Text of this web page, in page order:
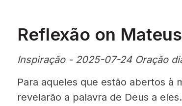
Reflexão on
Inspiração - 2025-07-24 Oração
Para aqueles que estão abertos à
revelarão a palavra de Deus a